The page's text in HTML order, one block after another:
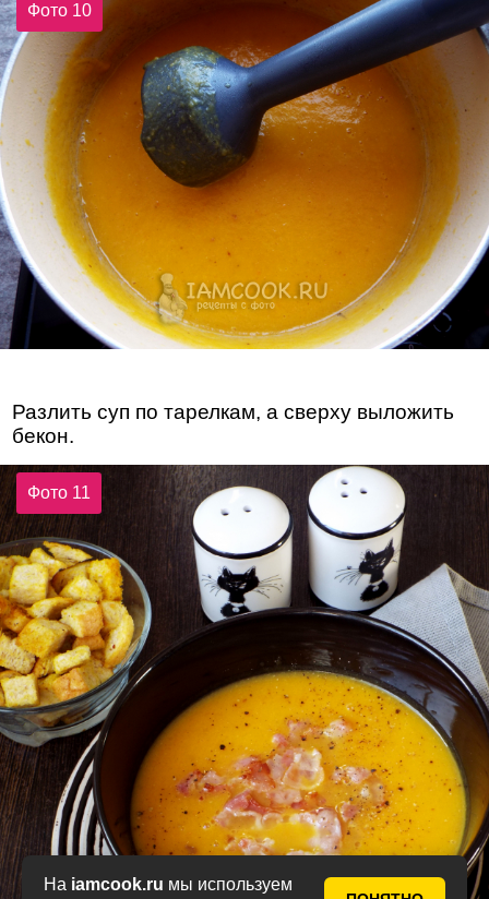
На iamcook.ru мы используем
Фото 10
Разлить суп по тарелкам, а сверху выложить
бекон.
Фото 11